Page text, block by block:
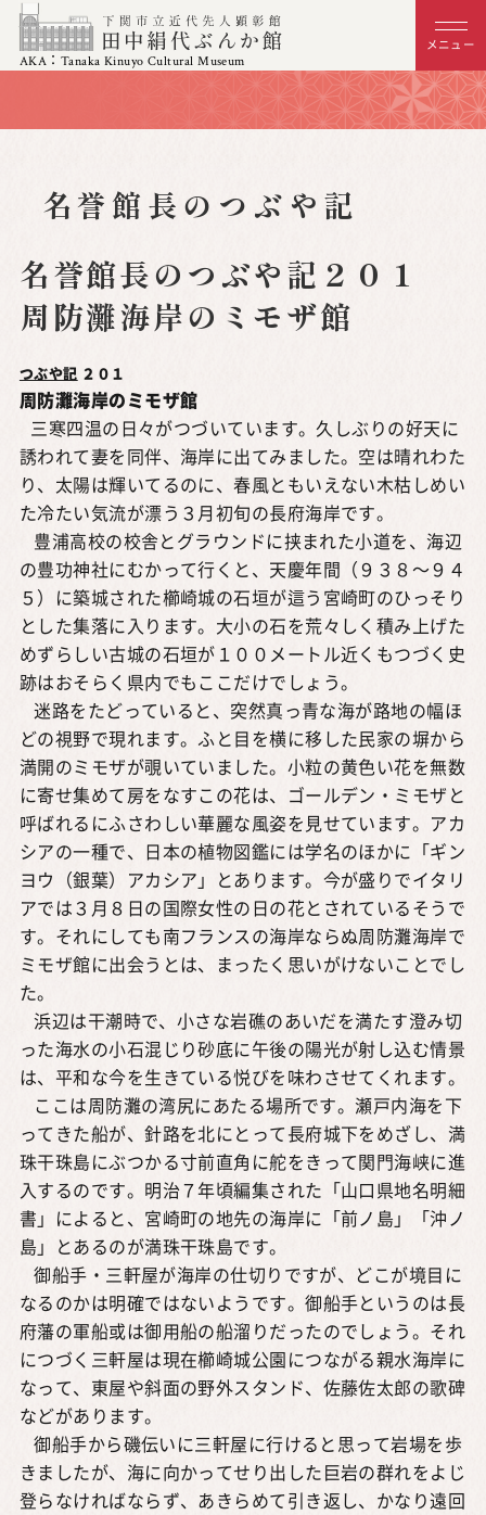
AKA：Tanaka Kinuyo Cultural Museum
メニュー
名誉館長のつぶや記
名誉館長のつぶや記２０１
周防灘海岸のミモザ館
つぶや記 ２０１
周防灘海岸のミモザ館
三寒四温の日々がつづいています。久しぶりの好天に
誘われて妻を同伴、海岸に出てみました。空は晴れわた
り、太陽は輝いてるのに、春風ともいえない木枯しめい
た冷たい気流が漂う３月初旬の長府海岸です。
豊浦高校の校舎とグラウンドに挟まれた小道を、海辺
の豊功神社にむかって行くと、天慶年間（９３８～９４
５）に築城された櫛崎城の石垣が這う宮崎町のひっそり
とした集落に入ります。大小の石を荒々しく積み上げた
めずらしい古城の石垣が１００メートル近くもつづく史
跡はおそらく県内でもここだけでしょう。
迷路をたどっていると、突然真っ青な海が路地の幅ほ
どの視野で現れます。ふと目を横に移した民家の塀から
満開のミモザが覗いていました。小粒の黄色い花を無数
に寄せ集めて房をなすこの花は、ゴールデン・ミモザと
呼ばれるにふさわしい華麗な風姿を見せています。アカ
シアの一種で、日本の植物図鑑には学名のほかに「ギン
ヨウ（銀葉）アカシア」とあります。今が盛りでイタリ
アでは３月８日の国際女性の日の花とされているそうで
す。それにしても南フランスの海岸ならぬ周防灘海岸で
ミモザ館に出会うとは、まったく思いがけないことでし
た。
浜辺は干潮時で、小さな岩礁のあいだを満たす澄み切
った海水の小石混じり砂底に午後の陽光が射し込む情景
は、平和な今を生きている悦びを味わさせてくれます。
ここは周防灘の湾尻にあたる場所です。瀬戸内海を下
ってきた船が、針路を北にとって長府城下をめざし、満
珠干珠島にぶつかる寸前直角に舵をきって関門海峡に進
入するのです。明治７年頃編集された「山口県地名明細
書」によると、宮崎町の地先の海岸に「前ノ島」「沖ノ
島」とあるのが満珠干珠島です。
御船手・三軒屋が海岸の仕切りですが、どこが境目に
なるのかは明確ではないようです。御船手というのは長
府藩の軍船或は御用船の船溜りだったのでしょう。それ
につづく三軒屋は現在櫛崎城公園につながる親水海岸に
なって、東屋や斜面の野外スタンド、佐藤佐太郎の歌碑
などがあります。
御船手から磯伝いに三軒屋に行けると思って岩場を歩
きましたが、海に向かってせり出した巨岩の群れをよじ
登らなければならず、あきらめて引き返し、かなり遠回